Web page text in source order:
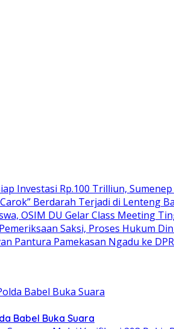
Investasi Rp.100 Trilliun,
Berdarah Terjadi di Lenteng
OSIM DU Gelar Class Meeting
Saksi, Proses Hukum
Pantura Pamekasan Ngadu ke
Babel Buka Suara